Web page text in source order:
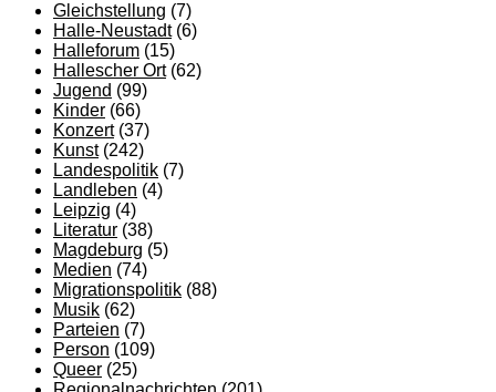
Gleichstellung (7)
Halle-Neustadt(6)
Halleforum (15)
Hallescher Ort(62)
Jugend (99)
Kinder (66)
Konzert(37)
Kunst(242)
Landespolitik (7)
Landleben (4)
Leipzig (4)
Literatur (38)
Magdeburg (5)
Medien (74)
Migrationspolitik (88)
Musik (62)
Parteien (7)
Person (109)
Queer (25)